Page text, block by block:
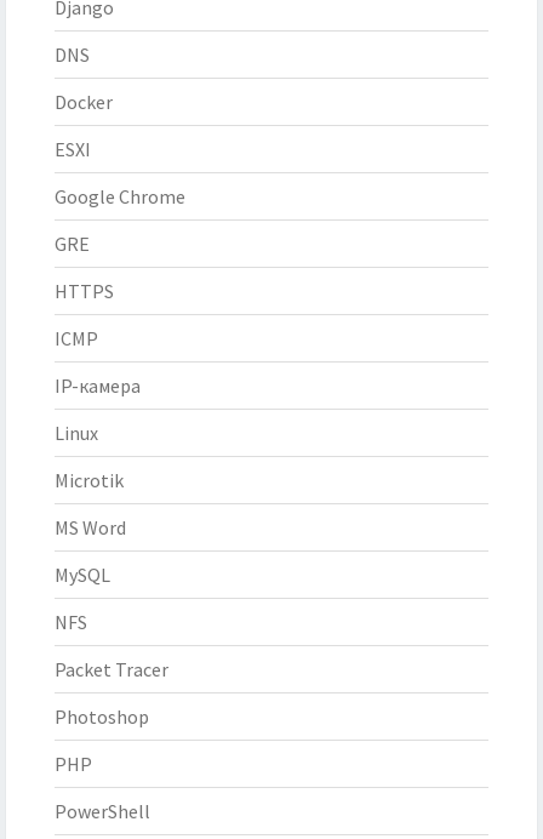
Django
DNS
Docker
ESXI
Google Chrome
GRE
HTTPS
ICMP
IP-камера
Linux
Microtik
MS Word
MySQL
NFS
Packet Tracer
Photoshop
PHP
PowerShell